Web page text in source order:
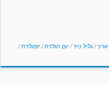
ארני/גליל נייר/יום הולדת/יומולדת/